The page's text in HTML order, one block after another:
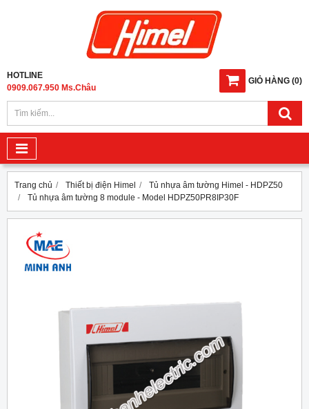
GIỎ HÀNG (0)
HOTLINE
0909.067.950 Ms.Châu
Trang chủ Thiết bị điện Himel
Tủ nhựa âm tường Himel - HDPZ50
Tủ nhựa âm tường 8 module - Model HDPZ50PR8IP30F